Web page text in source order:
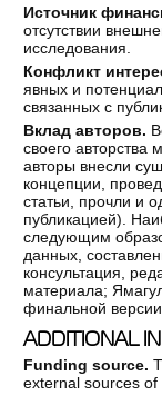
Источник
отсутствии
исследования.
Конфликт
явных и
связанных с
Вклад авторов.
своего
авторы внесли
концепции,
статьи, прочли и
публикацией).
следующим
данных,
консультация,
материала;
финальной
ADDITIONAL
Funding source.
external sources of